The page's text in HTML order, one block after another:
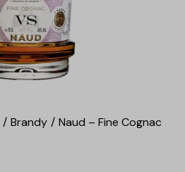
Brandy
Naud – Fine Cognac